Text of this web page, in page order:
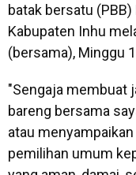
batak bersatu
Kabupaten Inhu
(bersama), Minggu
"Sengaja membuat
bareng bersama
atau
pemilihan umum